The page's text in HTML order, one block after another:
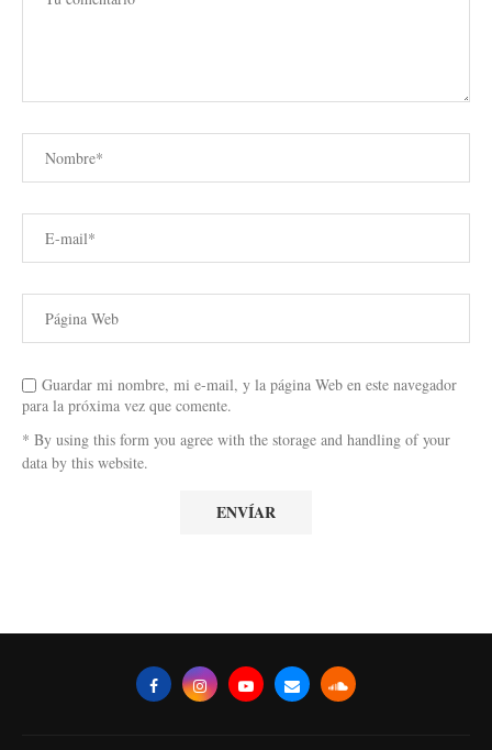
Guardar mi nombre, mi e-mail, y la página Web en este navegador
para la próxima vez que comente.
* By using this form you agree with the storage and handling of your
data by this website.